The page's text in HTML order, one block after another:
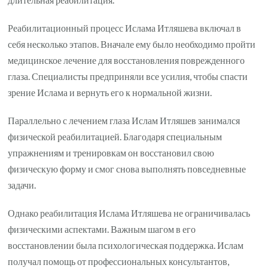
Реабилитационный процесс Ислама Итляшева включал в
себя несколько этапов. Вначале ему было необходимо пройти
медицинское лечение для восстановления поврежденного
глаза. Специалисты предприняли все усилия, чтобы спасти
зрение Ислама и вернуть его к нормальной жизни.
Параллельно с лечением глаза Ислам Итляшев занимался
физической реабилитацией. Благодаря специальным
упражнениям и тренировкам он восстановил свою
физическую форму и смог снова выполнять повседневные
задачи.
Однако реабилитация Ислама Итляшева не ограничивалась
физическими аспектами. Важным шагом в его
восстановлении была психологическая поддержка. Ислам
получал помощь от профессиональных консультантов,